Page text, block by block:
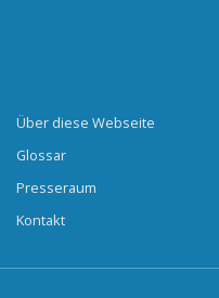
Über diese Webseite
Glossar
Presseraum
Kontakt